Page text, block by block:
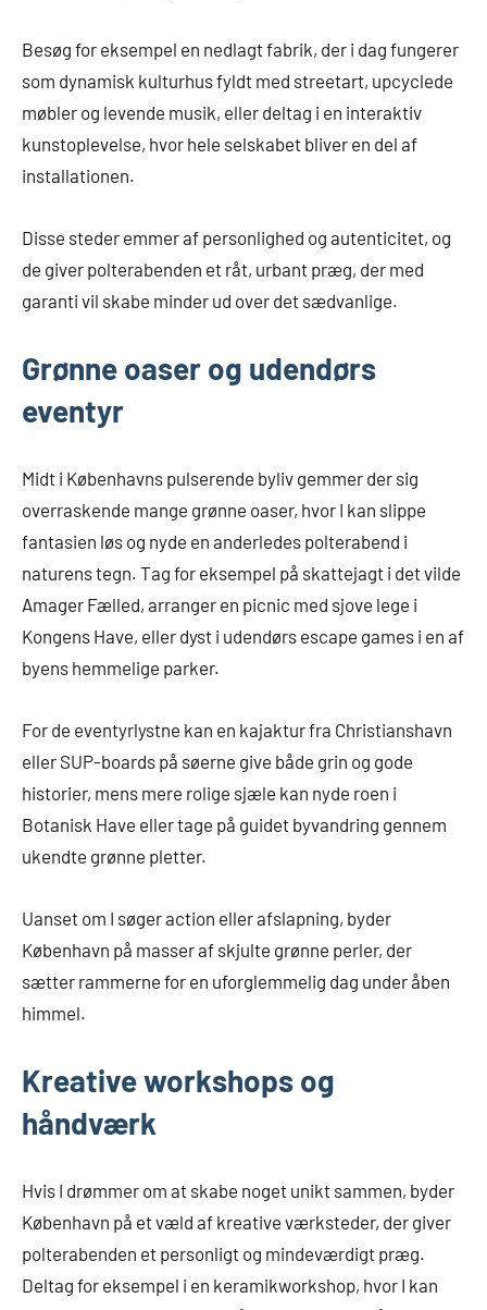
Besøg for eksempel en nedlagt fabrik, der i dag fungerer
som dynamisk kulturhus fyldt med streetart, upcyclede
møbler og levende musik, eller deltag i en interaktiv
kunstoplevelse, hvor hele selskabet bliver en del af
installationen.
Disse steder emmer af personlighed og autenticitet, og
de giver polterabenden et råt, urbant præg, der med
garanti vil skabe minder ud over det sædvanlige.
Grønne oaser og udendørs
eventyr
Midt i Københavns pulserende byliv gemmer der sig
overraskende mange grønne oaser, hvor I kan slippe
fantasien løs og nyde en anderledes polterabend i
naturens tegn. Tag for eksempel på skattejagt i det vilde
Amager Fælled, arranger en picnic med sjove lege i
Kongens Have, eller dyst i udendørs escape games i en af
byens hemmelige parker.
For de eventyrlystne kan en kajaktur fra Christianshavn
eller SUP-boards på søerne give både grin og gode
historier, mens mere rolige sjæle kan nyde roen i
Botanisk Have eller tage på guidet byvandring gennem
ukendte grønne pletter.
Uanset om I søger action eller afslapning, byder
København på masser af skjulte grønne perler, der
sætter rammerne for en uforglemmelig dag under åben
himmel.
Kreative workshops og
håndværk
Hvis I drømmer om at skabe noget unikt sammen, byder
København på et væld af kreative værksteder, der giver
polterabenden et personligt og mindeværdigt præg.
Deltag for eksempel i en keramikworkshop, hvor I kan